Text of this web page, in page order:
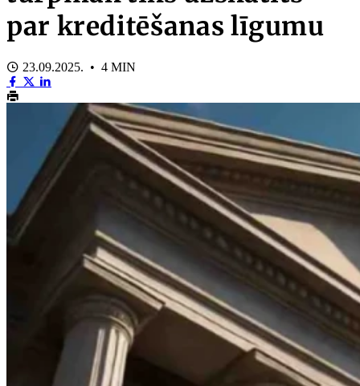
par kreditēšanas līgumu
23.09.2025. • 4 MIN